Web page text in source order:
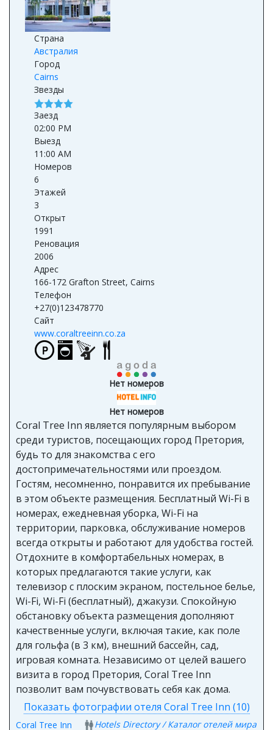
Страна
Австралия
Город
Cairns
Звезды
Заезд
02:00 PM
Выезд
11:00 AM
Номеров
6
Этажей
3
Открыт
1991
Реновация
2006
Адрес
166-172 Grafton Street, Cairns
Телефон
+27(0)123478770
Сайт
www.coraltreeinn.co.za
Нет номеров
Нет номеров
Coral Tree Inn является популярным выбором
среди туристов, посещающих город Претория,
будь то для знакомства с его
достопримечательностями или проездом.
Гостям, несомненно, понравится их пребывание
в этом объекте размещения. Бесплатный Wi-Fi в
номерах, ежедневная уборка, Wi-Fi на
территории, парковка, обслуживание номеров
всегда открыты и работают для удобства гостей.
Отдохните в комфортабельных номерах, в
которых предлагаются такие услуги, как
телевизор с плоским экраном, постельное белье,
Wi-Fi, Wi-Fi (бесплатный), джакузи. Спокойную
обстановку объекта размещения дополняют
качественные услуги, включая такие, как поле
для гольфа (в 3 км), внешний бассейн, сад,
игровая комната. Независимо от целей вашего
визита в город Претория, Coral Tree Inn
позволит вам почувствовать себя как дома.
Показать фотографии отеля Coral Tree Inn (10)
Coral Tree Inn Hotels Directory / Каталог отелей мира